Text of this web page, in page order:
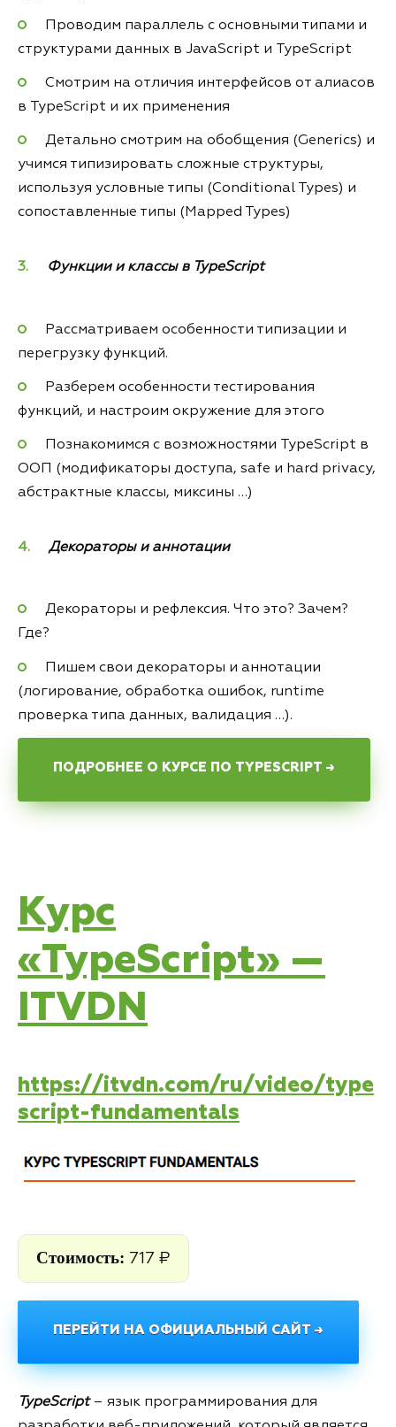
Проводим параллель с основными типами и
структурами данных в JavaScript и TypeScript
Смотрим на отличия интерфейсов от алиасов
в TypeScript и их применения
Детально смотрим на обобщения (Generics) и
учимся типизировать сложные структуры,
используя условные типы (Conditional Types) и
сопоставленные типы (Mapped Types)
Функции и классы в TypeScript
Рассматриваем особенности типизации и
перегрузку функций.
Разберем особенности тестирования
функций, и настроим окружение для этого
Познакомимся с возможностями TypeScript в
ООП (модификаторы доступа, safe и hard privacy,
абстрактные классы, миксины …)
Декораторы и аннотации
Декораторы и рефлексия. Что это? Зачем?
Где?
Пишем свои декораторы и аннотации
(логирование, обработка ошибок, runtime
проверка типа данных, валидация …).
ПОДРОБНЕЕ О КУРСЕ ПО TYPESCRIPT →
Курс
«TypeScript» —
ITVDN
https://itvdn.com/ru/video/type
script-fundamentals
Стоимость: 717 ₽
ПЕРЕЙТИ НА ОФИЦИАЛЬНЫЙ САЙТ →
TypeScript– язык программирования для